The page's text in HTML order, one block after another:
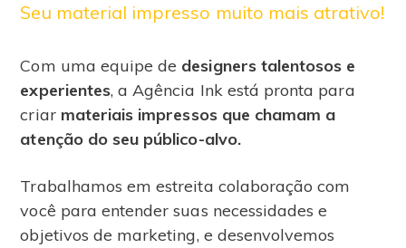
Seu material impresso muito mais atrativo!
Com uma equipe de designers talentosos e
experientes, a Agência Ink está pronta para
criarmateriais impressos que chamam a
atenção do seu público-alvo.
Trabalhamos em estreita colaboração com
você para entender suas necessidades e
objetivos de marketing, e desenvolvemos